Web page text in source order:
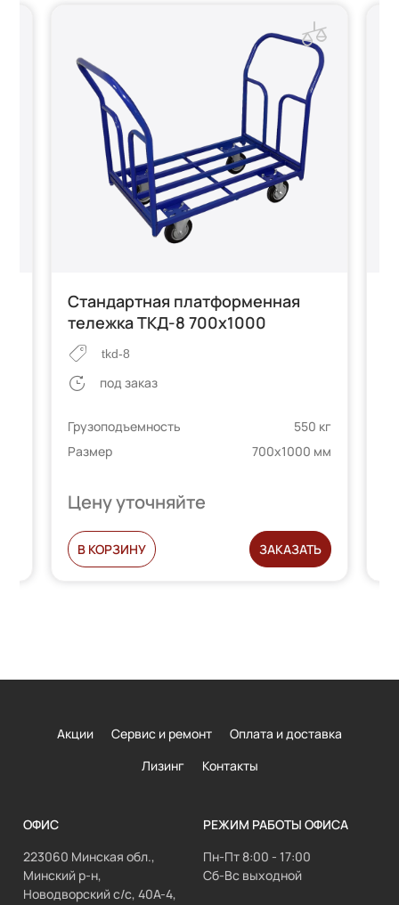
Стандартная платформенная
тележка ТКД-8 700х1000
tkd-8
под заказ
Грузоподъемность
550 кг
Размер
700х1000 мм
Цену уточняйте
В КОРЗИНУ ЗАКАЗАТЬ
Акции Сервис и ремонт
Оплата и доставка
Лизинг
Контакты
ОФИС
223060 Минская обл.,
Минский р-н,
Новодворский с/с, 40А-4,
РЕЖИМ РАБОТЫ ОФИСА
Пн-Пт 8:00 - 17:00
Сб-Вс выходной